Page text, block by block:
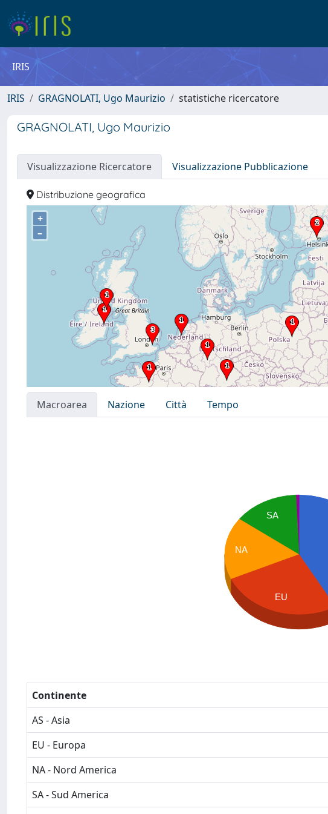
IRIS
IRIS GRAGNOLATI, Ugo Maurizio statistiche ricercatore
GRAGNOLATI, Ugo Maurizio
Visualizzazione Ricercatore Visualizzazione Pubblicazione
Distribuzione geografica
+
–
Macroarea Nazione Città
Tempo
SA
NA
EU
Continente
AS - Asia
EU - Europa
NA - Nord America
SA - Sud America